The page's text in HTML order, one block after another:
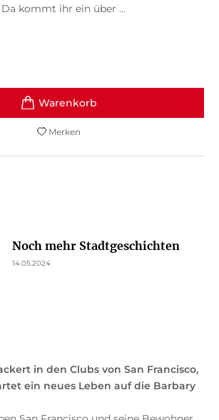
kommt ihr ein über ...
Merken
Noch mehr Stadtgeschichten
14.05.2024
in den Clubs von San Francisco,
ein neues Leben auf die Barbary